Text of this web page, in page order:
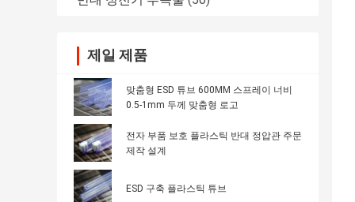
제일 제품
맞춤형 ESD 튜브 600MM 스프레이 너비
0.5-1mm 두께 맞춤형 로고
전자 부품 보호 플라스틱 반대 정압관 주문
제작 설계
ESD 구축 플라스틱 튜브